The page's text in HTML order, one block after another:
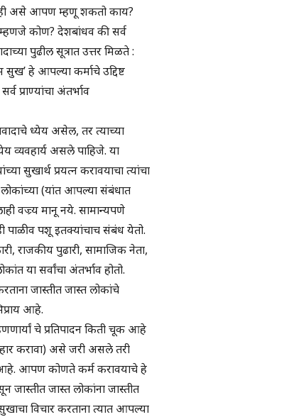
असे आपण म्हणू शकतो काय?
कोण? देशबांधव की सर्व
पुढील सूत्रात उत्तर मिळते :
हे आपल्या कर्माचे उद्दिष्ट
प्राण्यांचा अंतर्भाव
ध्येय असेल, तर त्याच्या
व्यवहार्य असले पाहिजे. या
सुखार्थ प्रयत्न करावयाचा त्यांचा
(यांत आपल्या संबंधात
वज्र्य मानू नये. सामान्यपणे
पाळीव पशू इतक्यांचाच संबंध येतो.
राजकीय पुढारी, सामाजिक नेता,
या सर्वांचा अंतर्भाव होतो.
जास्तीत जास्त लोकांचे
आहे.
चे प्रतिपादन किती चूक आहे
करावा) असे जरी असले तरी
आहे. आपण कोणते कर्म करावयाचे हे
जास्तीत जास्त लोकांना जास्तीत
विचार करताना त्यात आपल्या